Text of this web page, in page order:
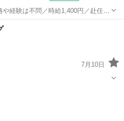
や経験は不問／時給1,400円／赴任旅
あり／食堂利用可能／マイカー通
その他
7月10日